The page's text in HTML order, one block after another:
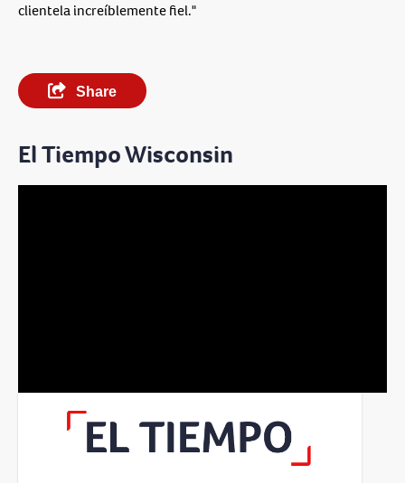
clientela increíblemente fiel."
Share
El Tiempo Wisconsin